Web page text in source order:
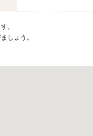
。
しょう。